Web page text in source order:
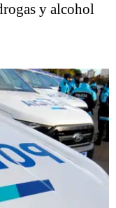
y alcohol